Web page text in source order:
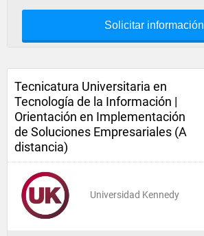
Solicitar información
Tecnicatura Universitaria en
Tecnología de la Información |
Orientación en Implementación
de Soluciones Empresariales (A
distancia)
Universidad Kennedy